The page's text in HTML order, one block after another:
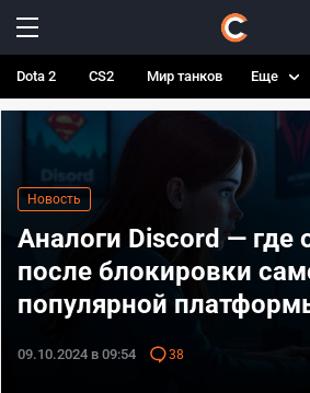
Dota 2 CS2 Мир танков Еще
Новость
Аналоги Discord — где
после блокировки
популярной
09.10.2024 в 09:54 38